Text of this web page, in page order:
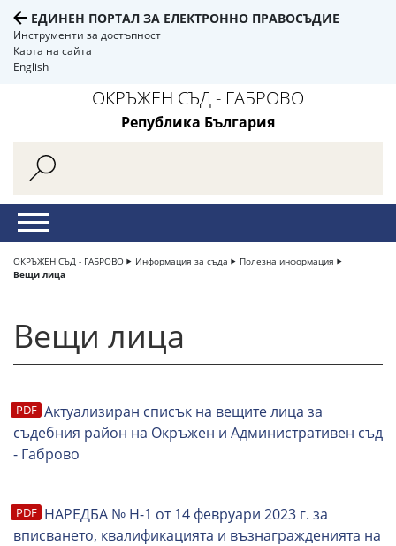
ЕДИНЕН ПОРТАЛ ЗА ЕЛЕКТРОННО ПРАВОСЪДИЕ
Инструменти за достъпност
Карта на сайта
English
ОКРЪЖЕН СЪД - ГАБРОВО
Република България
ОКРЪЖЕН СЪД - ГАБРОВО Информация за съда
Полезна информация
Вещи лица
Вещи лица
Актуализиран списък на вещите лица за
съдебния район на Окръжен и Административен съд
- Габрово
НАРЕДБА № Н-1 от 14 февруари 2023 г. за
вписването, квалификацията и възнагражденията на